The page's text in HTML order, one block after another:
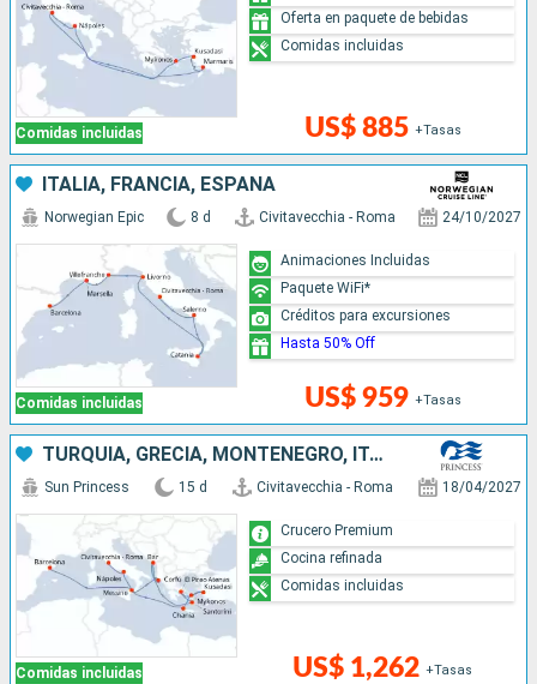
Comidas incluidas US$ 885 +Tasas
Oferta en paquete de bebidas
Comidas incluidas
ITALIA, FRANCIA, ESPAÑA
Comidas incluidas
Norwegian Epic 8 d Civitavecchia - Roma 24/10/2027
US$ 959 +Tasas
Animaciones Incluidas
Paquete WiFi*
Créditos para excursiones
Hasta 50% Off
TURQUÍA, GRECIA, MONTENEGRO, ITALIA, ESPAÑA
Comidas incluidas
Sun Princess 15 d Civitavecchia - Roma 18/04/2027
US$ 1,262 +Tasas
Crucero Premium
Cocina refinada
Comidas incluidas